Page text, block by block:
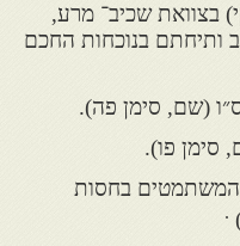
בצוואת שכיב־ מרע,
ותיחתם בנוכחות החכם
(שם, סימן פה).
סימן פו).
המשתמטים בחסות
.